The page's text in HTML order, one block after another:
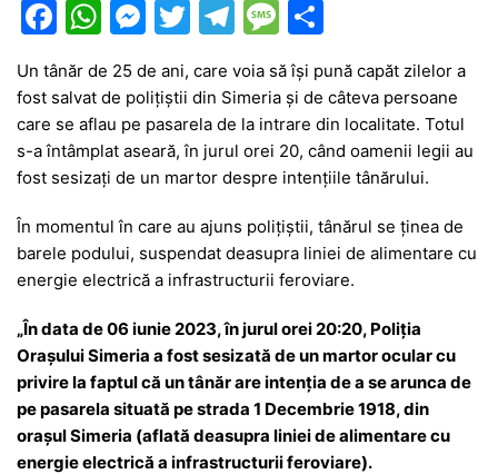
F
c
e
b
o
o
k
W
at
s
A
p
p
M
s
s
e
n
g
er
T
itt
er
T
el
e
gr
a
m
M
e
s
s
a
g
e
ta
je
a
z
ă
Un tânăr de 25 de ani, care voia să își pună capăt zilelor a
fost salvat de polițiștii din Simeria și de câteva persoane
care se aflau pe pasarela de la intrare din localitate. Totul
s-a întâmplat aseară, în jurul orei 20, când oamenii legii au
fost sesizați de un martor despre intențiile tânărului.
În momentul în care au ajuns polițiștii, tânărul se ținea de
barele podului, suspendat deasupra liniei de alimentare cu
energie electrică a infrastructurii feroviare.
„În data de 06 iunie 2023, în jurul orei 20:20, Poliția
Orașului Simeria a fost sesizată de un martor ocular cu
privire la faptul că un tânăr are intenția de a se arunca de
pe pasarela situată pe strada 1 Decembrie 1918, din
orașul Simeria (aflată deasupra liniei de alimentare cu
energie electrică a infrastructurii feroviare).